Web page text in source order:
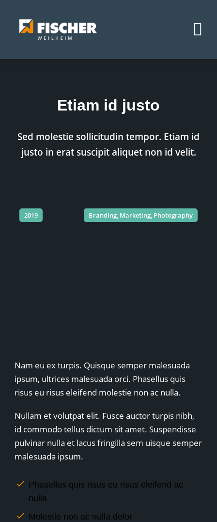
Etiam id justo
Sed molestie sollicitudin tempor. Etiam id
justo in erat suscipit aliquet non id velit.
2019 Branding, Marketing, Photography
Nam eu ex turpis. Quisque semper malesuada
ipsum, ultrices malesuada orci. Phasellus quis
risus eu risus eleifend molestie non ac nulla.
Nullam et volutpat elit. Fusce auctor turpis nibh,
id commodo tellus dictum sit amet. Suspendisse
pulvinar nulla et lacus fringilla sem uisque semper
malesuada ipsum.
Phasellus quis risus eu risus eleifend ac
nulla
Molestie non ac nulla dolor